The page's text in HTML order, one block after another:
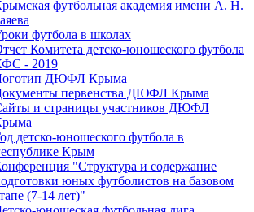
футбольная академия имени А. Н.
футбола в школах
Комитета детско-юношеского футбола
- 2019
ДЮФЛ Крыма
первенства ДЮФЛ Крыма
и страницы участников ДЮФЛ
детско-юношеского футбола в
Крым
"Структура и содержание
юных футболистов на базовом
(7-14 лет)"